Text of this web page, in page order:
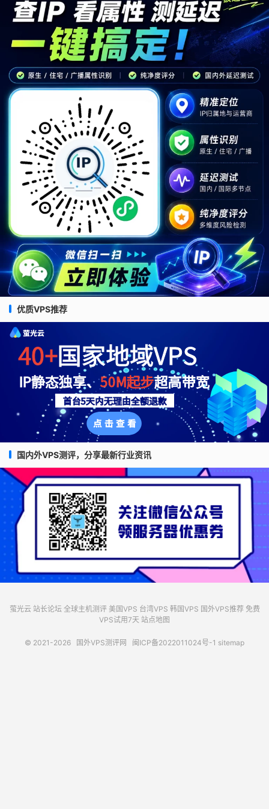
优质VPS推荐
国内外VPS测评，分享最新行业资讯
萤光云 站长论坛 全球主机测评 美国VPS 台湾VPS 韩国VPS 国外VPS推荐 免费
VPS试用7天 站点地图
© 2021-2026 国外VPS测评网 闽ICP备2022011024号-1 sitemap